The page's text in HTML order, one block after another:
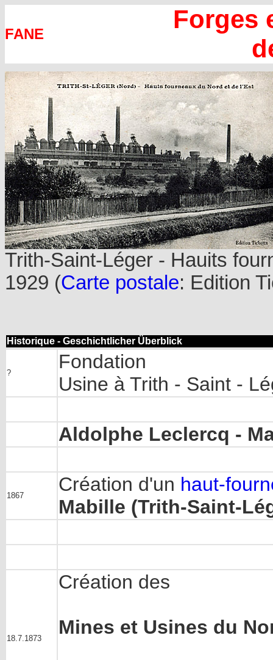
FANE
Forges
Trith-Saint-Léger - Hauits
1929 (Carte postale: Edition
Historique - Geschichtlicher Überblick
?
Fondation
Usine à Trith - Saint -
Aldolphe Leclercq -
1867
Création d'un haut-
Mabille (Trith-Saint-
18.7.1873
Création des
Mines et Usines du